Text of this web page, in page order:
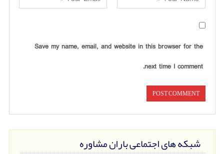
Save my name, email, and website in this browser for the
next time I comment.
شبکه های اجتماعی باران مشاوره